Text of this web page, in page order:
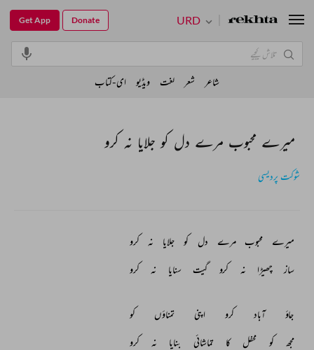
میرے محبوب مرے دل کو جلایا نہ کرو
شوکت پردیسی
میرے محبوب مرے دل کو جلایا نہ کرو
ساز چھیڑا نہ کرو گیت سنایا نہ کرو
جاؤ آباد کرو اپنی تمناؤں کو
مجھ کو محفل کا تماشائی بنایا نہ کرو
URD
Get App Donate
شاعر شعر لغت ویڈیو ای-کتاب